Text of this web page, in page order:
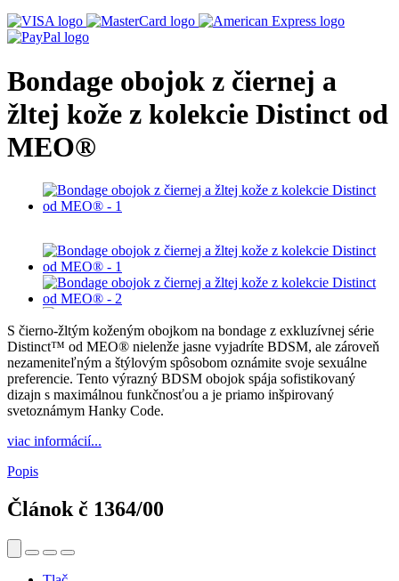
Bondage obojok z čiernej a
žltej kože z kolekcie Distinct od
MEO®
S čierno-žltým koženým obojkom na bondage z exkluzívnej série
Distinct™ od MEO® nielenže jasne vyjadríte BDSM, ale zároveň
nezameniteľným a štýlovým spôsobom oznámite svoje sexuálne
preferencie. Tento výrazný BDSM obojok spája sofistikovaný
dizajn s maximálnou funkčnosťou a je priamo inšpirovaný
svetoznámym Hanky Code.
viac informácií...
Popis
Článok č 1364/00